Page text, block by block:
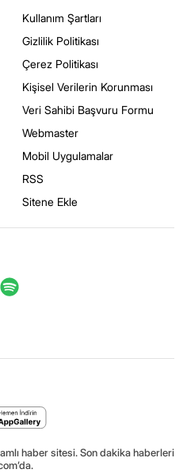
Kullanım Şartları
Gizlilik Politikası
Çerez Politikası
Kişisel Verilerin Korunması
Veri Sahibi Başvuru Formu
Webmaster
Mobil Uygulamalar
RSS
Sitene Ekle
haber sitesi. Son dakika haberleri